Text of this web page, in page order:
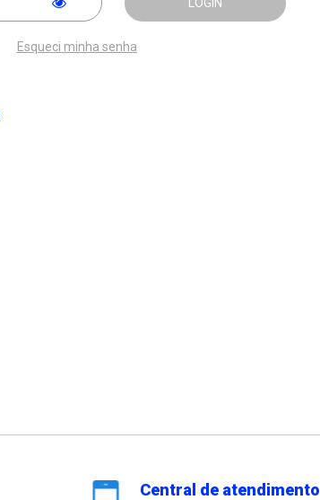
Esqueci minha senha
Central de atendimento